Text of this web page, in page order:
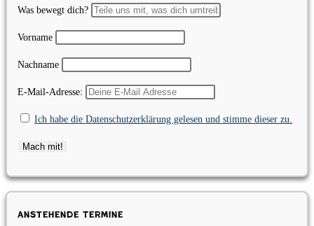
Was bewegt dich?
Vorname
Nachname
E-Mail-Adresse:
Ich habe die Datenschutzerklärung gelesen und stimme dieser zu.
Anstehende Termine